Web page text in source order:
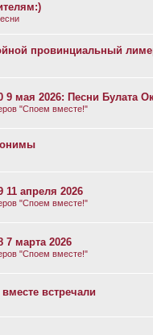
провинциальный
мая 2026: Песни Булата
"Споем вместе!"
апреля 2026
"Споем вместе!"
марта 2026
"Споем вместе!"
встречали